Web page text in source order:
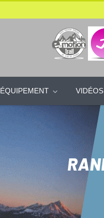
ÉQUIPEMENT VIDÉOS